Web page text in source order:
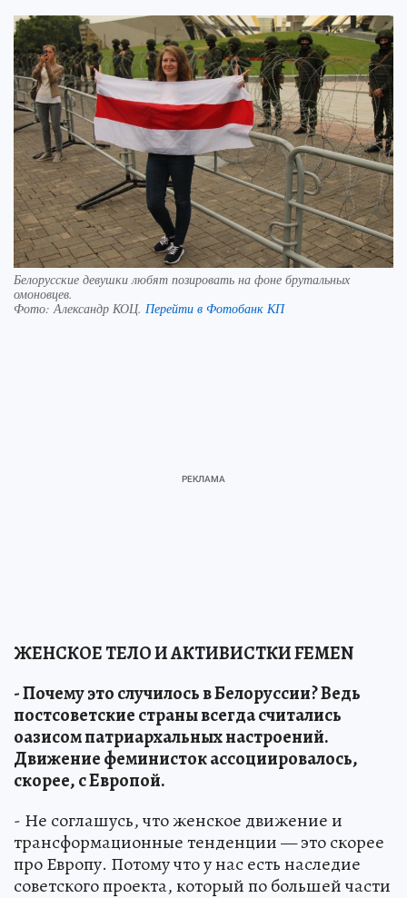
Белорусские девушки любят позировать на фоне брутальных
омоновцев.
Фото:Александр КОЦ. Перейти в Фотобанк КП
ЖЕНСКОЕ ТЕЛО И АКТИВИСТКИ FEMEN
- Почему это случилось в Белоруссии? Ведь
постсоветские страны всегда считались
оазисом патриархальных настроений.
Движение феминисток ассоциировалось,
скорее, с Европой.
- Не соглашусь, что женское движение и
трансформационные тенденции — это скорее
про Европу. Потому что у нас есть наследие
советского проекта, который по большей части